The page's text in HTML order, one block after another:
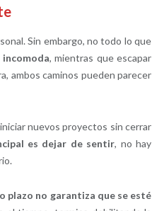
Sin embargo, no todo lo que
, mientras que escapar
ambos caminos pueden parecer
nuevos proyectos sin cerrar
es dejar de sentir, no hay
plazo no garantiza que se esté